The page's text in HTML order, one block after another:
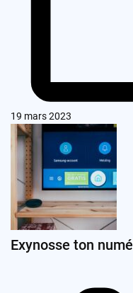
19 mars 2023
Exynosse ton